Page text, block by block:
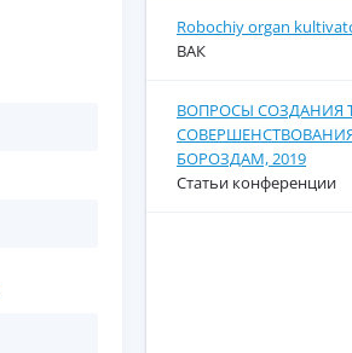
Robochiy organ
ВАК
ВОПРОСЫ СОЗДАНИЯ
БОРОЗДАМ, 2019
Статьи конференции